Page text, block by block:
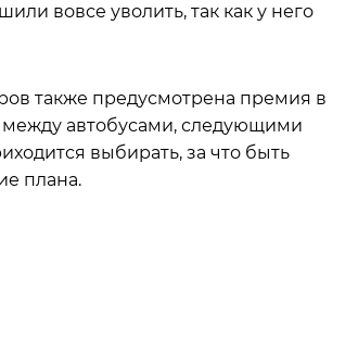
вовсе уволить, так как у него
также предусмотрена премия в
между автобусами, следующими
выбирать, за что быть
плана.